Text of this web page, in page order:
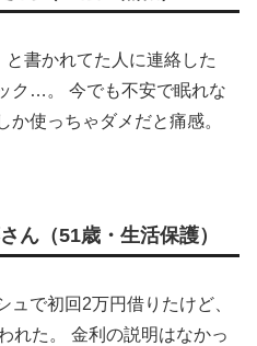
書かれてた人に連絡した
ク…。 今でも不安で眠れな
使っちゃダメだと痛感。
（51歳・生活保護）
ュで初回2万円借りたけど、
れた。 金利の説明はなかっ